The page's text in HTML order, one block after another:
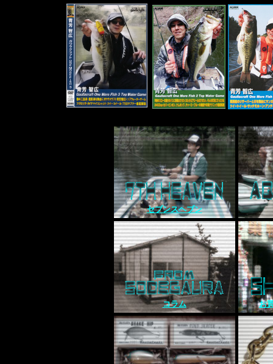
セブンスヘブン
コラム お